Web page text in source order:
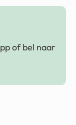
of bel naar